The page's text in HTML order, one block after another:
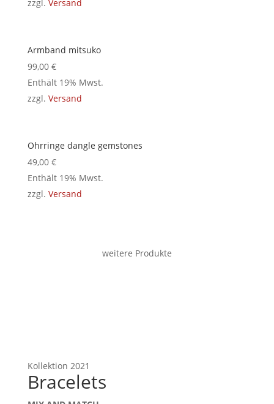
zzgl. Versand
Armband mitsuko
99,00 €
Enthält 19% Mwst.
zzgl. Versand
Ohrringe dangle gemstones
49,00 €
Enthält 19% Mwst.
zzgl. Versand
weitere Produkte
Kollektion 2021
Bracelets